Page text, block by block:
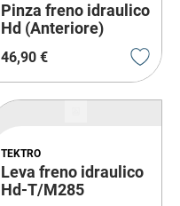
Pinza freno idraulico
Hd (Anteriore)
46,90 €
TEKTRO
Leva freno idraulico
Hd-T/M285